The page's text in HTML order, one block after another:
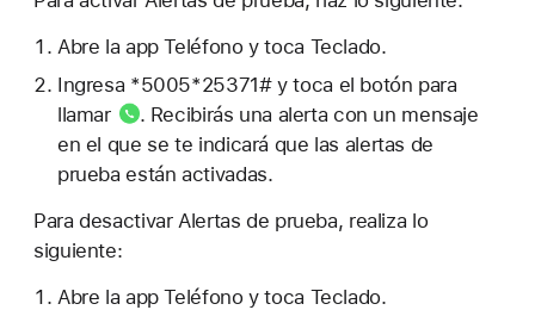
Abre la app Teléfono y toca Teclado.
Ingresa *5005*25371# y toca el botón para
llamar
. Recibirás una alerta con un mensaje
en el que se te indicará que las alertas de
prueba están activadas.
Para desactivar Alertas de prueba, realiza lo
siguiente:
Abre la app Teléfono y toca Teclado.